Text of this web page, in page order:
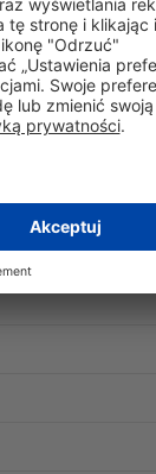
- AS81531